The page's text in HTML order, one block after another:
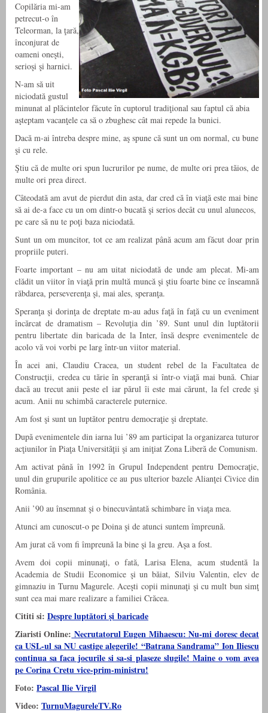
Copilăria mi-am
petrecut-o în
Teleorman, la ţară,
înconjurat de
oameni oneşti,
serioşi şi harnici.
N-am să uit
niciodată gustul
minunat al plăcintelor făcute în cuptorul tradiţional sau faptul că abia
aşteptam vacanţele ca să o zbughesc cât mai repede la bunici.
Dacă m-ai întreba despre mine, aş spune că sunt un om normal, cu bune
şi cu rele.
Ştiu că de multe ori spun lucrurilor pe nume, de multe ori prea tăios, de
multe ori prea direct.
Câteodată am avut de pierdut din asta, dar cred că în viaţă este mai bine
să ai de-a face cu un om dintr-o bucată şi serios decât cu unul alunecos,
pe care să nu te poţi baza niciodată.
Sunt un om muncitor, tot ce am realizat până acum am făcut doar prin
propriile puteri.
Foarte important – nu am uitat niciodată de unde am plecat. Mi-am
clădit un viitor în viaţă prin multă muncă şi ştiu foarte bine ce înseamnă
răbdarea, perseverenţa şi, mai ales, speranţa.
Speranţa şi dorinţa de dreptate m-au adus faţă în faţă cu un eveniment
încărcat de dramatism – Revoluţia din ’89. Sunt unul din luptătorii
pentru libertate din baricada de la Inter, însă despre evenimentele de
acolo vă voi vorbi pe larg într-un viitor material.
În acei ani, Claudiu Cracea, un student rebel de la Facultatea de
Construcţii, credea cu tărie în speranţă si într-o viaţă mai bună. Chiar
dacă au trecut anii peste el iar părul îi este mai cărunt, la fel crede şi
acum. Anii nu schimbă caracterele puternice.
Am fost şi sunt un luptător pentru democraţie şi dreptate.
După evenimentele din iarna lui ’89 am participat la organizarea tuturor
acţiunilor în Piaţa Universităţii şi am iniţiat Zona Liberă de Comunism.
Am activat până în 1992 în Grupul Independent pentru Democraţie,
unul din grupurile apolitice ce au pus ulterior bazele Alianţei Civice din
România.
Anii ’90 au însemnat şi o binecuvântată schimbare în viaţa mea.
Atunci am cunoscut-o pe Doina şi de atunci suntem împreună.
Am jurat că vom fi împreună la bine şi la greu. Aşa a fost.
Avem doi copii minunaţi, o fată, Larisa Elena, acum studentă la
Academia de Studii Economice şi un băiat, Silviu Valentin, elev de
gimnaziu in Turnu Magurele. Aceşti copii minunaţi şi cu mult bun simţ
sunt cea mai mare realizare a familiei Crăcea.
Cititi si: Despre luptători şi baricade
Ziaristi Online: Necrutatorul Eugen Mihaescu: Nu-mi doresc decat
ca USL-ul sa NU castige alegerile! “Batrana Sandrama” Ion Iliescu
continua sa faca jocurile si sa-si plaseze slugile! Maine o vom avea
pe Corina Cretu vice-prim-ministru!
Foto: Pascal Ilie Virgil
Video: TurnuMagureleTV.Ro